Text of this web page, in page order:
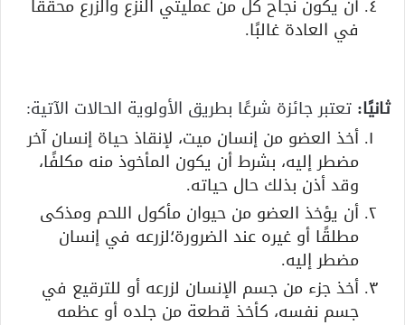
أن يكون نجاح كل من عمليتي النزع والزرع محققًا
في العادة غالبًا.
ثانيًا: تعتبر جائزة شرعًا بطريق الأولوية الحالات الآتية:
أخذ العضو من إنسان ميت، لإنقاذ حياة إنسان آخر
مضطر إليه، بشرط أن يكون المأخوذ منه مكلفًا،
وقد أذن بذلك حال حياته.
أن يؤخذ العضو من حيوان مأكول اللحم ومذكى
مطلقًا أو غيره عند الضرورة؛لزرعه في إنسان
مضطر إليه.
أخذ جزء من جسم الإنسان لزرعه أو للترقيع في
جسم نفسه، كأخذ قطعة من جلده أو عظمه